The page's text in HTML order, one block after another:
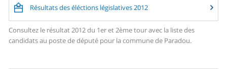
Résultats des éléctions législatives 2012
Consultez le résultat 2012 du 1er et 2ème tour avec la liste des
candidats au poste de député pour la commune de Paradou.